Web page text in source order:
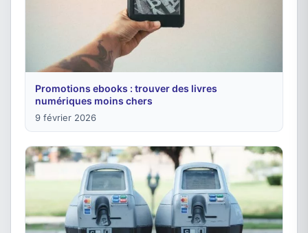
Promotions ebooks : trouver des livres
numériques moins chers
9 février 2026